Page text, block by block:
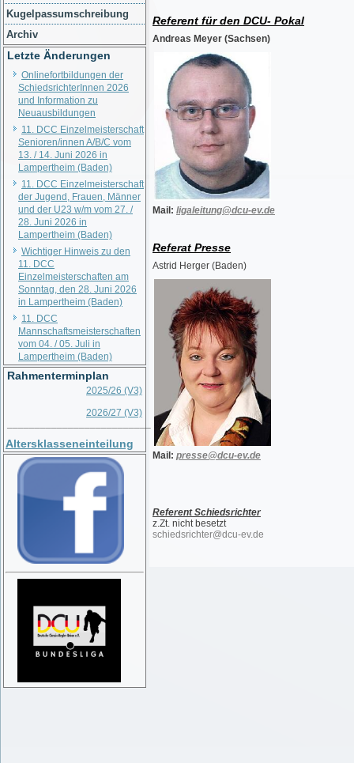
Kugelpassumschreibung
Archiv
Letzte Änderungen
Onlinefortbildungen der
SchiedsrichterInnen 2026
und Information zu
Neuausbildungen
11. DCC Einzelmeisterschaft
Senioren/innen A/B/C vom
13. / 14. Juni 2026 in
Lampertheim (Baden)
11. DCC Einzelmeisterschaft
der Jugend, Frauen, Männer
und der U23 w/m vom 27. /
28. Juni 2026 in
Lampertheim (Baden)
Wichtiger Hinweis zu den
11. DCC
Einzelmeisterschaften am
Sonntag, den 28. Juni 2026
in Lampertheim (Baden)
11. DCC
Mannschaftsmeisterschaften
vom 04. / 05. Juli in
Lampertheim (Baden)
Rahmenterminplan
2025/26 (V3)
2026/27 (V3)
Altersklasseneinteilung
Referent für den DCU- Pokal
Andreas Meyer (Sachsen)
Mail: ligaleitung@dcu-ev.de
Referat Presse
Astrid Herger (Baden)
Mail: presse@dcu-ev.de
Referent Schiedsrichter
z.Zt. nicht besetzt
schiedsrichter@dcu-ev.de